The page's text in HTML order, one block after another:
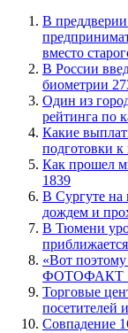
​В
вместо
В России
биометрии
Один из
рейтинга по
Какие
подготовки
Как прошел
1839
В Сургуте на
дождем и
В Тюмени
«Вот
ФОТОФАКТ
Торговые
посетителей
​Совпадение